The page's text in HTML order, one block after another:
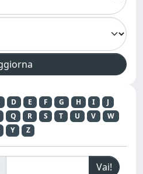
D E F G H I
J
Q R S T U V
W
Y Z